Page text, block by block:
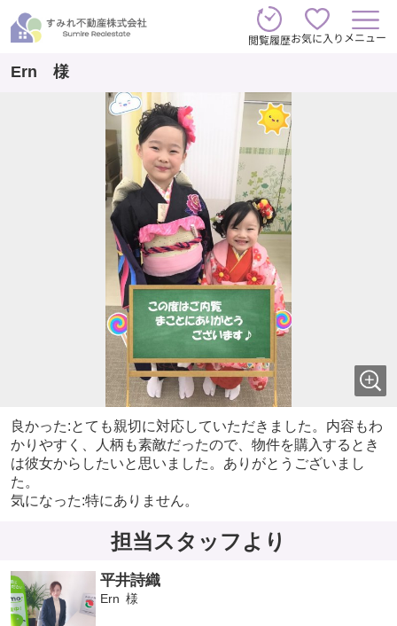
閲覧履歴お気に入り メニュー
Ern 様
良かった:とても親切に対応していただきました。内容もわ
かりやすく、人柄も素敵だったので、物件を購入するとき
は彼女からしたいと思いました。ありがとうございまし
た。
気になった:特にありません。
担当スタッフより
平井詩織
Ern 様